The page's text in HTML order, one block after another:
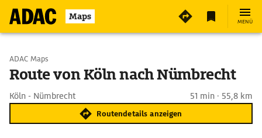
Maps MENÜ
Start wählen
ADAC Maps
Route von Köln nach Nümbrecht
Köln - Nümbrecht 51 min · 55,8 km
Routendetails anzeigen